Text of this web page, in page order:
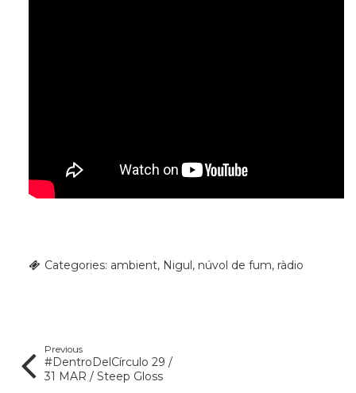
Categories: ambient, Nigul, núvol de fum, ràdio
Previous
#DentroDelCírculo 29 /
31 MAR / Steep Gloss